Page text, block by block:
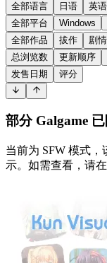
全部语言
日语 英语
全部平台
Windows
全部作品
拔作 剧
总浏览数
更新顺序
发售日期
评分
部分 Galgame
当前为 SFW 模式，
示。如需查看，请